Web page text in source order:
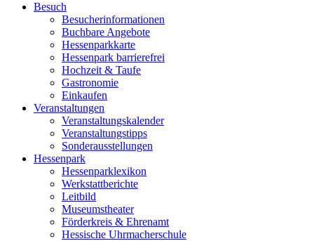
Besuch
Besucherinformationen
Buchbare Angebote
Hessenparkkarte
Hessenpark barrierefrei
Hochzeit & Taufe
Gastronomie
Einkaufen
Veranstaltungen
Veranstaltungskalender
Veranstaltungstipps
Sonderausstellungen
Hessenpark
Hessenparklexikon
Werkstattberichte
Leitbild
Museumstheater
Förderkreis & Ehrenamt
Hessische Uhrmacherschule